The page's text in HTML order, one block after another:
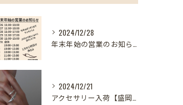
2024/12/28
年末年始の営業のお知らせ【盛岡の雑貨屋】
2024/12/21
アクセサリー入荷【盛岡の雑貨屋】